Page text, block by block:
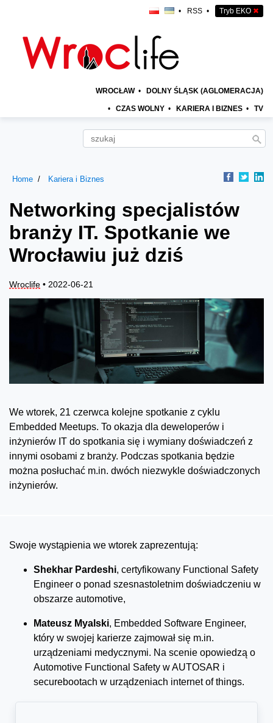
• RSS • Tryb EKO ✖
WROCŁAW • DOLNY ŚLĄSK (AGLOMERACJA)
• CZAS WOLNY • KARIERA I BIZNES • TV
Home Kariera i Biznes
Networking specjalistów
branży IT. Spotkanie we
Wrocławiu już dziś
Wroclife • 2022-06-21
We wtorek, 21 czerwca kolejne spotkanie z cyklu
Embedded Meetups. To okazja dla deweloperów i
inżynierów IT do spotkania się i wymiany doświadczeń z
innymi osobami z branży. Podczas spotkania będzie
można posłuchać m.in. dwóch niezwykle doświadczonych
inżynierów.
Swoje wystąpienia we wtorek zaprezentują:
Shekhar Pardeshi, certyfikowany Functional Safety
Engineer o ponad szesnastoletnim doświadczeniu w
obszarze automotive,
Mateusz Myalski, Embedded Software Engineer,
który w swojej karierze zajmował się m.in.
urządzeniami medycznymi. Na scenie opowiedzą o
Automotive Functional Safety w AUTOSAR i
securebootach w urządzeniach internet of things.